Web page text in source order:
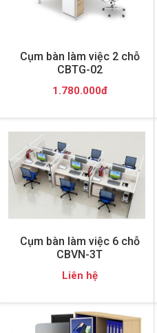
Cụm bàn làm việc 2 chỗ
CBTG-02
1.780.000đ
Cụm bàn làm việc 6 chỗ
CBVN-3T
Liên hệ